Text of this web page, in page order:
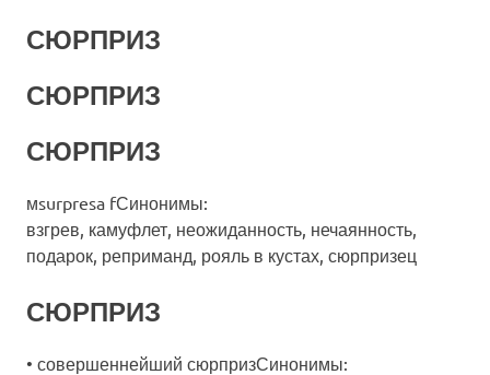
СЮРПРИЗ
СЮРПРИЗ
СЮРПРИЗ
мsurpresa fСинонимы:
взгрев, камуфлет, неожиданность, нечаянность,
подарок, реприманд, рояль в кустах, сюрпризец
СЮРПРИЗ
• совершеннейший сюрпризСинонимы: